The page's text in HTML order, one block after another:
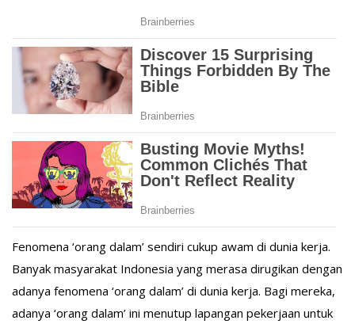
Fenomena ‘orang dalam’ sendiri cukup awam di dunia kerja.
Banyak masyarakat Indonesia yang merasa dirugikan dengan
adanya fenomena ‘orang dalam’ di dunia kerja. Bagi mereka,
adanya ‘orang dalam’ ini menutup lapangan pekerjaan untuk